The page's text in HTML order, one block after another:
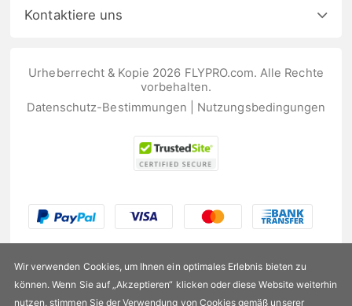
Kontaktiere uns
Urheberrecht & Kopie 2026 FLYPRO.com. Alle Rechte
vorbehalten.
Datenschutz-Bestimmungen
Nutzungsbedingungen
Wir verwenden Cookies, um Ihnen ein optimales Erlebnis bieten zu
können. Wenn Sie auf „Akzeptieren“ klicken oder diese Website weiterhin
nutzen, stimmen Sie der Verwendung von Cookies gemäß unserer